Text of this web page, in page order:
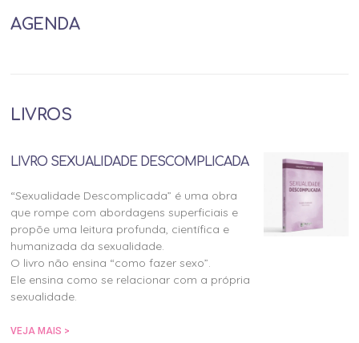
AGENDA
LIVROS
LIVRO SEXUALIDADE DESCOMPLICADA
“Sexualidade Descomplicada” é uma obra
que rompe com abordagens superficiais e
propõe uma leitura profunda, científica e
humanizada da sexualidade.
O livro não ensina “como fazer sexo”.
Ele ensina como se relacionar com a própria
sexualidade.
VEJA MAIS >